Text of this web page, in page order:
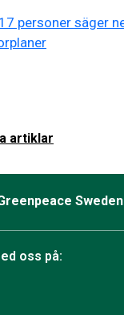
artiklar
Sweden
oss på: